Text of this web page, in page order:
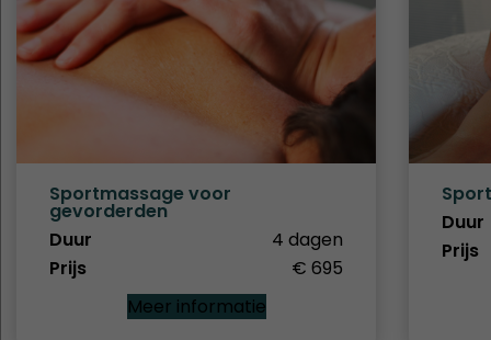
Sportmassage voor
gevorderden
Duur
4 dagen
Prijs
€ 695
Meer informatie
Duur
Prijs